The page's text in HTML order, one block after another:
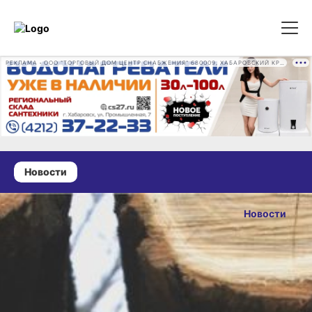
Новости
18 февраля 2025 г., 13:34
Житель
Хабаровского
края пытался
незаконно
вывезти
Новости
ОПУБЛИКОВАНО
18 февраля 2025 г.,